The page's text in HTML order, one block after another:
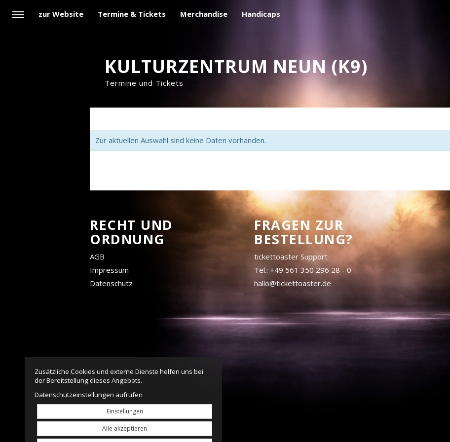
zur Website Termine & Tickets Merchandise Handicaps
KULTURZENTRUM NEUN (K9)
Termine und Tickets
Zur aktuellen Auswahl sind keine Daten vorhanden.
RECHT UND
ORDNUNG
AGB
Impressum
Datenschutz
FRAGEN ZUR
BESTELLUNG?
tickettoaster Support
Tel.: +49 561 350 296 28 - 0
hallo@tickettoaster.de
Zusätzliche Cookies und externe Dienste helfen uns bei
der Bereitstellung dieses Angebots.
Datenschutzeinstellungen aufrufen
Einstellungen
Alle akzeptieren